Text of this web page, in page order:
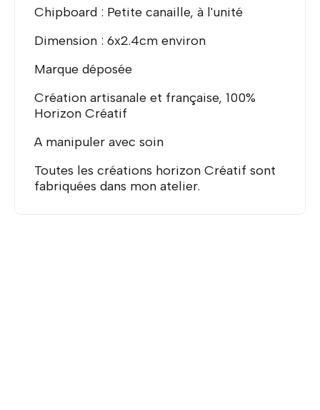
Chipboard : Petite canaille, à l'unité
Dimension : 6x2.4cm environ
Marque déposée
Création artisanale et française, 100%
Horizon Créatif
A manipuler avec soin
Toutes les créations horizon Créatif sont
fabriquées dans mon atelier.